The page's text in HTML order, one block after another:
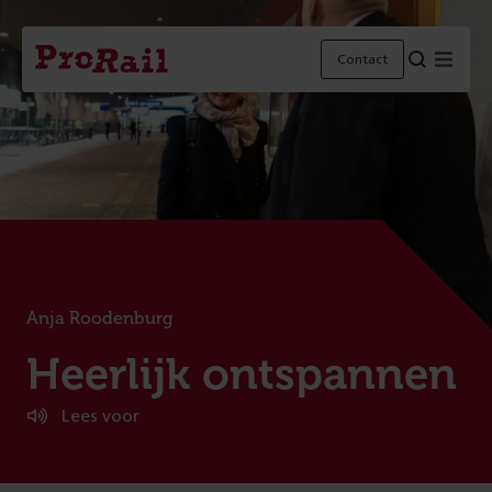
Navigatie
Homepage
ProRail
Contact
Anja Roodenburg
:
Heerlijk ontspannen
Lees voor